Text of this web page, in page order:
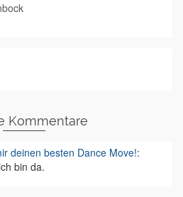
Kommentare
deinen besten Dance Move!:
bin da.